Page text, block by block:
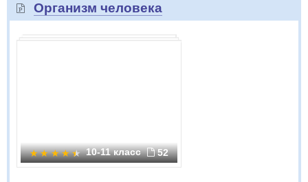
Организм человека
10-11 класс 52